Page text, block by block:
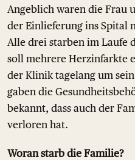
Angeblich waren die Frau
der Einlieferung ins Spital
Alle drei starben im Laufe
soll mehrere Herzinfarkte
der Klinik tagelang um
gaben die
bekannt, dass auch der
verloren hat.
Woran starb die Familie?